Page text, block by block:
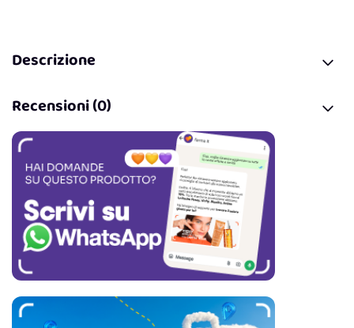
Descrizione
Recensioni (0)